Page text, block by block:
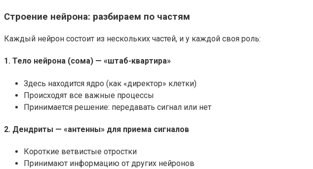
Строение нейрона: разбираем по частям
Каждый нейрон состоит из нескольких частей, и у каждой своя роль:
1. Тело нейрона (сома) — «штаб-квартира»
Здесь находится ядро (как «директор» клетки)
Происходят все важные процессы
Принимается решение: передавать сигнал или нет
2. Дендриты — «антенны» для приема сигналов
Короткие ветвистые отростки
Принимают информацию от других нейронов